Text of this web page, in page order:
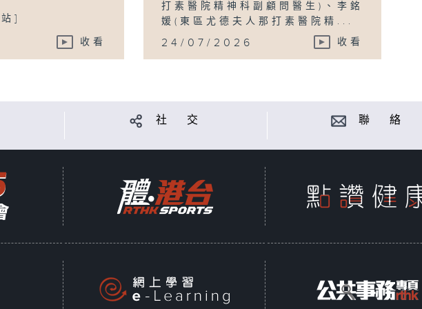
]
收看
打素醫院精神科副顧問醫生)、李銘
媛(東區尤德夫人那打素醫院精...
24/07/2026 收看
社 交 聯 絡